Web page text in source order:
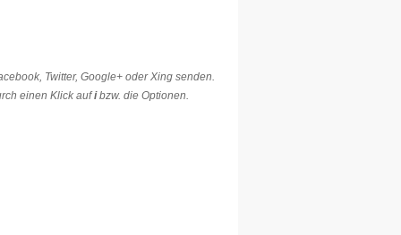
Twitter, Google+ oder Xing senden.
einen Klick aufibzw. die Optionen.